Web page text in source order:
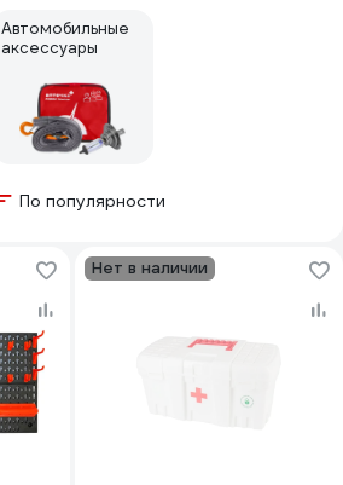
Автомобильные
аксессуары
По популярности
Нет в наличии